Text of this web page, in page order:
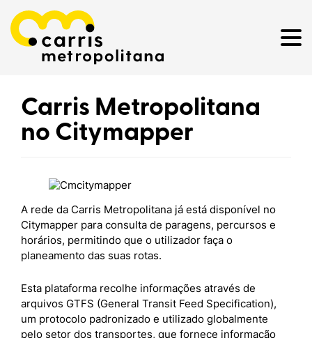
Carris Metropolitana
no Citymapper
A rede da Carris Metropolitana já está disponível no
Citymapper para consulta de paragens, percursos e
horários, permitindo que o utilizador faça o
planeamento das suas rotas.
Esta plataforma recolhe informações através de
arquivos GTFS (General Transit Feed Specification),
um protocolo padronizado e utilizado globalmente
pelo setor dos transportes, que fornece informação